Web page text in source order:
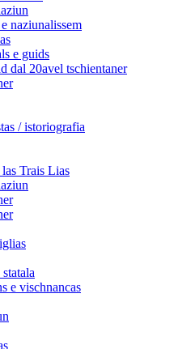
naziunalissem
e guids
dal 20avel tschientaner
/ istoriografia
Trais Lias
e vischnancas